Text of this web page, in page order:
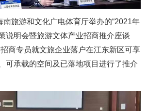
南旅游和文化广电体育厅举办的“2021年
说明会暨旅游文体产业招商推介座谈
商专员就文旅企业落户在江东新区可享
可承载的空间及已落地项目进行了推介